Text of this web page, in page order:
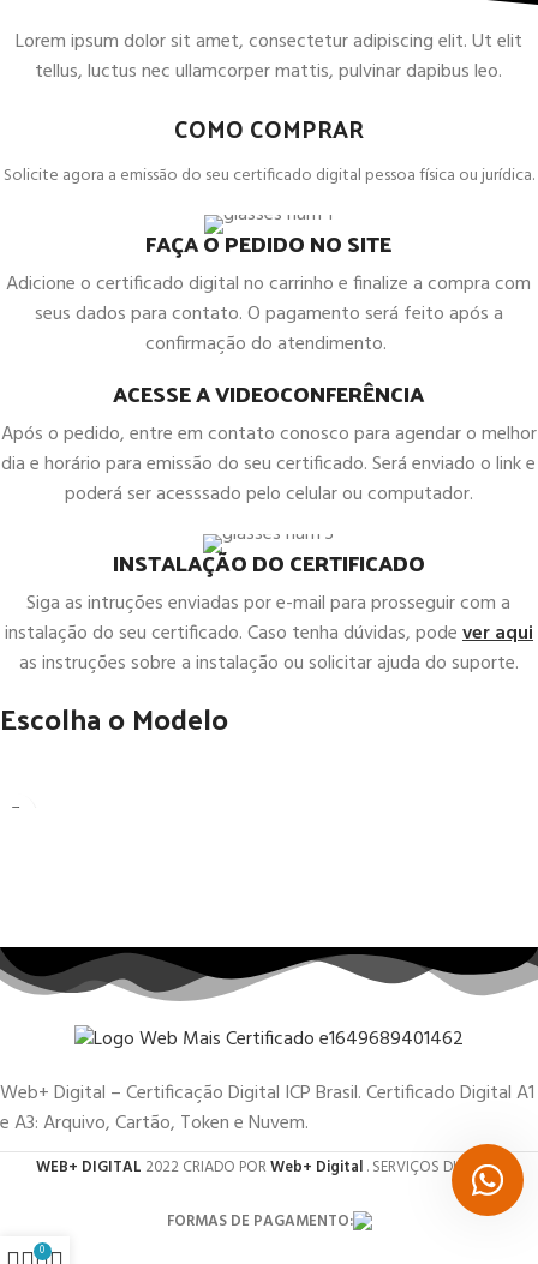
Lorem ipsum dolor sit amet, consectetur adipiscing elit. Ut elit
tellus, luctus nec ullamcorper mattis, pulvinar dapibus leo.
COMO COMPRAR
Solicite agora a emissão do seu certificado digital pessoa física ou jurídica.
FAÇA O PEDIDO NO SITE
Adicione o certificado digital no carrinho e finalize a compra com
seus dados para contato. O pagamento será feito após a
confirmação do atendimento.
ACESSE A VIDEOCONFERÊNCIA
Após o pedido, entre em contato conosco para agendar o melhor
dia e horário para emissão do seu certificado. Será enviado o link e
poderá ser acesssado pelo celular ou computador.
INSTALAÇÃO DO CERTIFICADO
Siga as intruções enviadas por e-mail para prosseguir com a
instalação do seu certificado. Caso tenha dúvidas, podever aqui
as instruções sobre a instalação ou solicitar ajuda do suporte.
Escolha o Modelo
Web+ Digital – Certificação Digital ICP Brasil. Certificado Digital A1
e A3: Arquivo, Cartão, Token e Nuvem.
WEB+ DIGITAL 2022 CRIADO PORWeb+ Digital. SERVIÇOS DIGITAIS.
FORMAS DE PAGAMENTO:
0